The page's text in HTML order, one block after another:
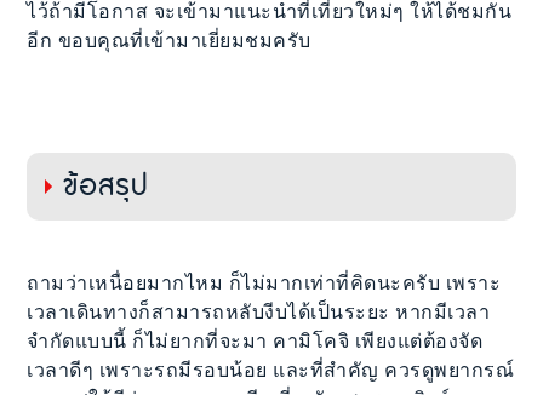
ไว้ถ้ามีโอกาส จะเข้ามาแนะนำที่เที่ยวใหม่ๆ ให้ได้ชมกัน
อีก ขอบคุณที่เข้ามาเยี่ยมชมครับ
ข้อสรุป
ถามว่าเหนื่อยมากไหม ก็ไม่มากเท่าที่คิดนะครับ เพราะ
เวลาเดินทางก็สามารถหลับงีบได้เป็นระยะ หากมีเวลา
จำกัดแบบนี้ ก็ไม่ยากที่จะมา คามิโคจิ เพียงแต่ต้องจัด
เวลาดีๆ เพราะรถมีรอบน้อย และที่สำคัญ ควรดูพยากรณ์